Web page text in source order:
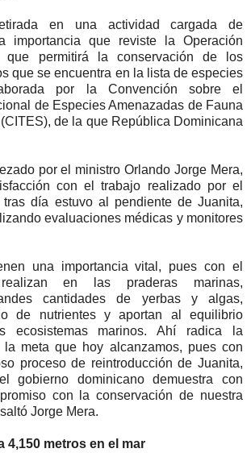
en una actividad cargada de
importancia que reviste la Operación
que permitirá la conservación de los
que se encuentra en la lista de especies
por la Convención sobre el
de Especies Amenazadas de Fauna
de la que República Dominicana
por el ministro Orlando Jorge Mera,
con el trabajo realizado por el
día estuvo al pendiente de Juanita,
evaluaciones médicas y monitores
una importancia vital, pues con el
en las praderas marinas,
cantidades de yerbas y algas,
de nutrientes y aportan al equilibrio
ecosistemas marinos. Ahí radica la
la meta que hoy alcanzamos, pues con
proceso de reintroducción de Juanita,
gobierno dominicano demuestra con
con la conservación de nuestra
Jorge Mera.
4,150 metros en el mar